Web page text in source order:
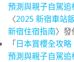
預測與親子自駕
〈2025 新宿車站
新宿住宿指南〉發
「日本賞櫻全攻
預測與親子自駕